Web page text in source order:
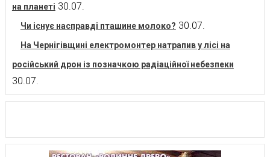
на планеті 30.07.
Чи існує насправді пташине молоко? 30.07.
На Чернігівщині електромонтер натрапив у лісі на
російський дрон із позначкою радіаційної небезпеки
30.07.